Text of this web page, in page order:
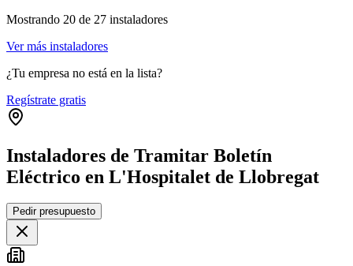
Mostrando 20 de 27 instaladores
Ver más instaladores
¿Tu empresa no está en la lista?
Regístrate gratis
Instaladores de Tramitar Boletín
Eléctrico en L'Hospitalet de Llobregat
+
−
Pedir presupuesto